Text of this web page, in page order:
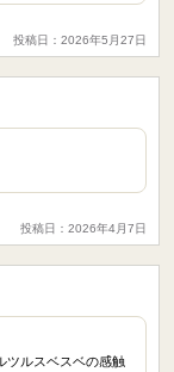
投稿日：2026年5月27日
投稿日：2026年4月7日
ツルスベスベの感触